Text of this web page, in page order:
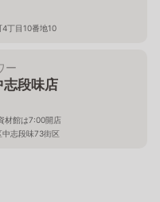
4丁目10番地10
ー
志段味店
館は7:00開店
中志段味73街区